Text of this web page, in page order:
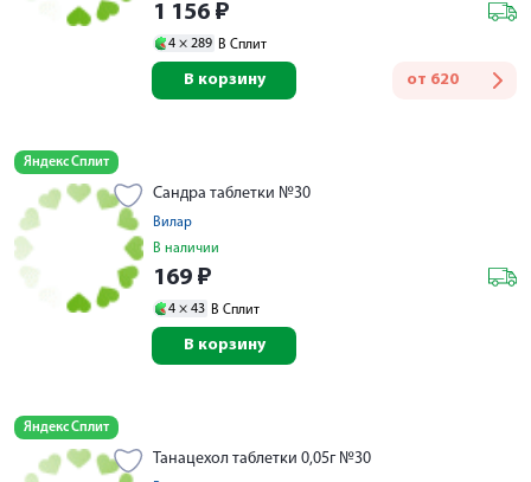
1 156 ₽
4 × 289 В Сплит
от 620
В корзину
Яндекс Сплит
Сандра таблетки №30
Вилар
В наличии
169 ₽
4 × 43 В Сплит
В корзину
Яндекс Сплит
Танацехол таблетки 0,05г №30